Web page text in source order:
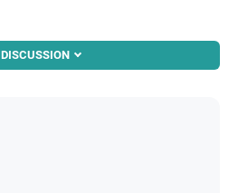
DISCUSSION